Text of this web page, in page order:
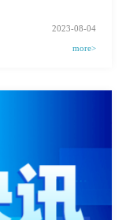
2023-08-04
more>